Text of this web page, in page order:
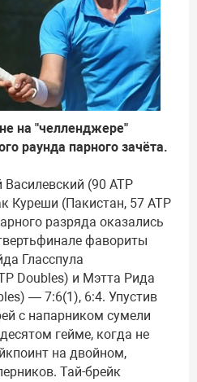
на "челленджере"
раунда парного зачёта.
(90 ATP
Куреши (Пакистан, 57 ATP
разряда оказались
фавориты
Гласспула
Doubles) и Мэтта Рида
— 7:6(1), 6:4. Упустив
с напарником сумели
гейме, когда не
на двойном,
Тай-брейк